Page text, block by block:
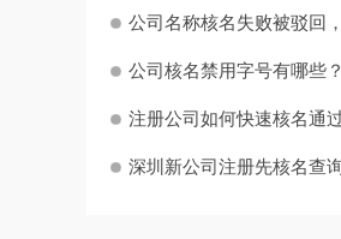
公司名称核名失败被驳回
公司核名禁用字号有哪些
注册公司如何快速核名通
深圳新公司注册先核名查